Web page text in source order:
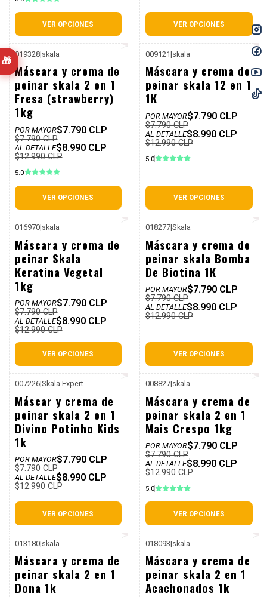
🎁
VER OPCIONES VER OPCIONES
-31%
Dcto
019328|skala
Máscara y crema de
peinar skala 2 en 1
Fresa (strawberry)
1kg
POR MAYOR$7.790 CLP
$7.790 CLP
AL DETALLE$8.990 CLP
$12.990 CLP
5.0
VER OPCIONES
-31%
Dcto
009121|skala
Máscara y crema de
peinar skala 12 en 1
1K
POR MAYOR$7.790 CLP
$7.790 CLP
AL DETALLE$8.990 CLP
$12.990 CLP
5.0
VER OPCIONES
Dcto
016970|skala
Máscara y crema de
peinar Skala
Keratina Vegetal
1kg
POR MAYOR$7.790 CLP
$7.790 CLP
AL DETALLE$8.990 CLP
$12.990 CLP
VER OPCIONES
Dcto
018277|Skala
Máscara y crema de
peinar skala Bomba
De Biotina 1K
POR MAYOR$7.790 CLP
$7.790 CLP
AL DETALLE$8.990 CLP
$12.990 CLP
VER OPCIONES
Dcto
007226|Skala Expert
Máscar y crema de
peinar skala 2 en 1
Divino Potinho Kids
1k
POR MAYOR$7.790 CLP
$7.790 CLP
AL DETALLE$8.990 CLP
$12.990 CLP
VER OPCIONES
Dcto
008827|skala
Máscara y crema de
peinar skala 2 en 1
Mais Crespo 1kg
POR MAYOR$7.790 CLP
$7.790 CLP
AL DETALLE$8.990 CLP
$12.990 CLP
5.0
VER OPCIONES
-31%
Dcto
013180|skala
Máscara y crema de
peinar skala 2 en 1
Dona 1k
-31%
Dcto
018093|skala
Máscara y crema de
peinar skala 2 en 1
Acachonados 1k